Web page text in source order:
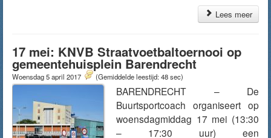
Lees meer
17 mei: KNVB Straatvoetbaltoernooi op
gemeentehuisplein Barendrecht
Woensdag 5 april 2017 (Gemiddelde leestijd: 48 sec)
BARENDRECHT – De
Buurtsportcoach organiseert op
woensdagmiddag 17 mei (13:30
– 17:30 uur) een